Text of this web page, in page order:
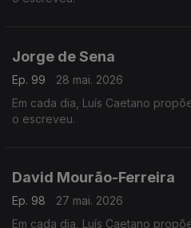
Jorge de Sena
Ep. 99
28 mai. 2026
Em cada dia, Luís Caetano
o escreveu.
David Mourão-Ferreira
Ep. 98
27 mai. 2026
Em cada dia, Luís Caetano